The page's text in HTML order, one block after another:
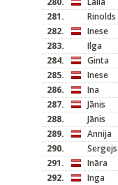
281.
Rinolds
282.
Inese
283.
Ilga
284.
Ginta
285.
Inese
286.
Ina
287.
Jānis
288.
Jānis
289.
Annija
290.
Sergejs
291.
Ināra
292.
Inga